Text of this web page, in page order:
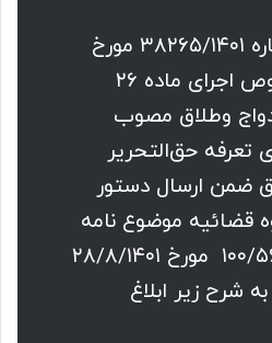
عطف به نامه شماره ۳۸۲۶۵/۱۴۰۱ مورخ
۳/۳/۱۴۰۱ در خصوص اجرای ماده ۲۶
وطلاق مصوب
تعرفه حق‌التحریر
ضمن ارسال دستور
قضائیه موضوع نامه
شماره ۱۰۰/۵۶۹۷۶/۹۰۰۰ مورخ ۲۸/۸/۱۴۰۱
شرح زیر ابلاغ